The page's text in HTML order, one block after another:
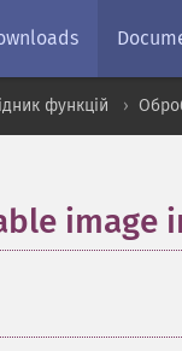
функцій
image